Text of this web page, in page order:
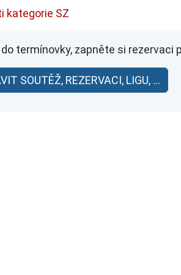
kategorie SZ
termínovky, zapněte si rezervaci
SOUTĚŽ, REZERVACI, LIGU, ...